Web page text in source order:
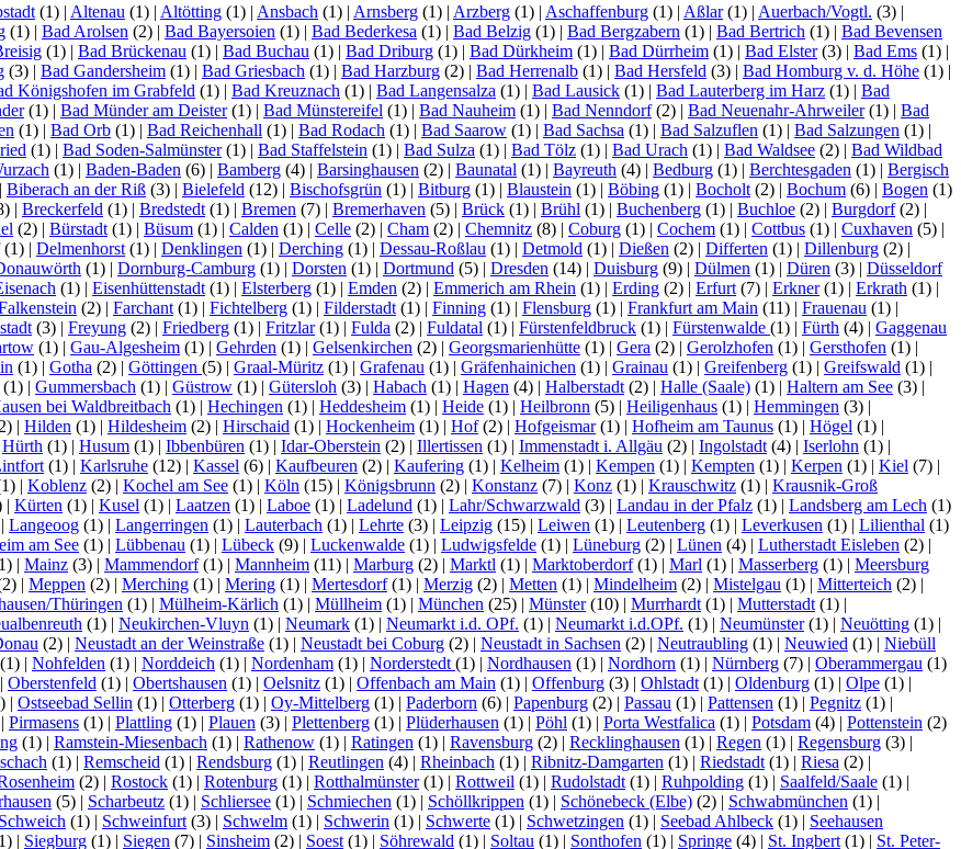
(1) | Altenau (1) | Altötting (1) | Ansbach (1) | Arnsberg (1) | Arzberg (1) | Aschaffenburg (1) | Aßlar(1) | Auerbach/Vogtl. (3) |
(1) | Bad Arolsen (2) | Bad Bayersoien (1) | Bad Bederkesa (1) | Bad Belzig (1) | Bad Bergzabern (1) | Bad Bertrich (1) | Bad Bevensen
(1) | Bad Brückenau (1) | Bad Buchau (1) | Bad Driburg (1) | Bad Dürkheim (1) | Bad Dürrheim (1) | Bad Elster(3) | Bad Ems (1) |
(3) | Bad Gandersheim (1) | Bad Griesbach (1) | Bad Harzburg (2) | Bad Herrenalb (1) | Bad Hersfeld (3) | Bad Homburg v. d. Höhe (1) |
Königshofen im Grabfeld (1) | Bad Kreuznach (1) | Bad Langensalza (1) | Bad Lausick (1) | Bad Lauterberg im Harz (1) | Bad
(1) | Bad Münder am Deister(1) | Bad Münstereifel (1) | Bad Nauheim (1) | Bad Nenndorf(2) | Bad Neuenahr-Ahrweiler(1) | Bad
(1) | Bad Orb (1) | Bad Reichenhall (1) | Bad Rodach (1) | Bad Saarow (1) | Bad Sachsa (1) | Bad Salzuflen (1) | Bad Salzungen (1) |
(1) | Bad Soden-Salmünster(1) | Bad Staffelstein (1) | Bad Sulza (1) | Bad Tölz (1) | Bad Urach (1) | Bad Waldsee (2) | Bad Wildbad
(1) | Baden-Baden (6) | Bamberg (4) | Barsinghausen (2) | Baunatal (1) | Bayreuth (4) | Bedburg (1) | Berchtesgaden (1) | Bergisch
| Biberach an der Riß (3) | Bielefeld (12) | Bischofsgrün (1) | Bitburg (1) | Blaustein (1) | Böbing (1) | Bocholt (2) | Bochum (6) | Bogen (1)
| Breckerfeld (1) | Bredstedt (1) | Bremen (7) | Bremerhaven (5) | Brück (1) | Brühl (1) | Buchenberg (1) | Buchloe (2) | Burgdorf(2) |
(2) | Bürstadt (1) | Büsum (1) | Calden (1) | Celle (2) | Cham (2) | Chemnitz (8) | Coburg (1) | Cochem (1) | Cottbus (1) | Cuxhaven (5) |
(1) | Delmenhorst (1) | Denklingen (1) | Derching (1) | Dessau-Roßlau (1) | Detmold (1) | Dießen (2) | Differten (1) | Dillenburg (2) |
(1) | Dornburg-Camburg (1) | Dorsten (1) | Dortmund (5) | Dresden (14) | Duisburg (9) | Dülmen (1) | Düren (3) | Düsseldorf
(1) | Eisenhüttenstadt (1) | Elsterberg (1) | Emden (2) | Emmerich am Rhein (1) | Erding (2) | Erfurt (7) | Erkner(1) | Erkrath (1) |
(2) | Farchant (1) | Fichtelberg (1) | Filderstadt (1) | Finning (1) | Flensburg (1) | Frankfurt am Main (11) | Frauenau (1) |
(3) | Freyung (2) | Friedberg (1) | Fritzlar(1) | Fulda (2) | Fuldatal (1) | Fürstenfeldbruck (1) | Fürstenwalde (1) | Fürth (4) | Gaggenau
(1) | Gau-Algesheim (1) | Gehrden (1) | Gelsenkirchen (2) | Georgsmarienhütte (1) | Gera (2) | Gerolzhofen (1) | Gersthofen (1) |
(1) | Gotha (2) | Göttingen (5) | Graal-Müritz (1) | Grafenau (1) | Gräfenhainichen (1) | Grainau (1) | Greifenberg (1) | Greifswald (1) |
(1) | Gummersbach (1) | Güstrow (1) | Gütersloh (3) | Habach (1) | Hagen (4) | Halberstadt (2) | Halle (Saale) (1) | Haltern am See (3) |
bei Waldbreitbach (1) | Hechingen (1) | Heddesheim (1) | Heide (1) | Heilbronn (5) | Heiligenhaus (1) | Hemmingen (3) |
| Hilden (1) | Hildesheim (2) | Hirschaid (1) | Hockenheim (1) | Hof(2) | Hofgeismar(1) | Hofheim am Taunus (1) | Högel (1) |
Hürth (1) | Husum (1) | Ibbenbüren (1) | Idar-Oberstein (2) | Illertissen (1) | Immenstadt i. Allgäu (2) | Ingolstadt (4) | Iserlohn (1) |
(1) | Karlsruhe (12) | Kassel (6) | Kaufbeuren (2) | Kaufering (1) | Kelheim (1) | Kempen (1) | Kempten (1) | Kerpen (1) | Kiel (7) |
| Koblenz (2) | Kochel am See (1) | Köln (15) | Königsbrunn (2) | Konstanz (7) | Konz (1) | Krauschwitz (1) | Krausnik-Groß
| Kürten (1) | Kusel (1) | Laatzen (1) | Laboe (1) | Ladelund (1) | Lahr/Schwarzwald (3) | Landau in der Pfalz (1) | Landsberg am Lech (1)
| Langeoog (1) | Langerringen (1) | Lauterbach (1) | Lehrte (3) | Leipzig (15) | Leiwen (1) | Leutenberg (1) | Leverkusen (1) | Lilienthal (1)
am See (1) | Lübbenau (1) | Lübeck (9) | Luckenwalde (1) | Ludwigsfelde (1) | Lüneburg (2) | Lünen (4) | Lutherstadt Eisleben (2) |
| Mainz (3) | Mammendorf(1) | Mannheim (11) | Marburg (2) | Marktl (1) | Marktoberdorf(1) | Marl (1) | Masserberg (1) | Meersburg
| Meppen (2) | Merching (1) | Mering (1) | Mertesdorf(1) | Merzig (2) | Metten (1) | Mindelheim (2) | Mistelgau (1) | Mitterteich (2) |
Thüringen (1) | Mülheim-Kärlich (1) | Müllheim (1) | München (25) | Münster(10) | Murrhardt (1) | Mutterstadt (1) |
(1) | Neukirchen-Vluyn (1) | Neumark (1) | Neumarkt i.d. OPf. (1) | Neumarkt i.d.OPf. (1) | Neumünster(1) | Neuötting (1) |
(2) | Neustadt an der Weinstraße (1) | Neustadt bei Coburg (2) | Neustadt in Sachsen (2) | Neutraubling (1) | Neuwied (1) | Niebüll
| Nohfelden (1) | Norddeich (1) | Nordenham (1) | Norderstedt (1) | Nordhausen (1) | Nordhorn (1) | Nürnberg (7) | Oberammergau (1)
| Oberstenfeld (1) | Obertshausen (1) | Oelsnitz (1) | Offenbach am Main (1) | Offenburg (3) | Ohlstadt (1) | Oldenburg (1) | Olpe (1) |
| Ostseebad Sellin (1) | Otterberg (1) | Oy-Mittelberg (1) | Paderborn (6) | Papenburg (2) | Passau (1) | Pattensen (1) | Pegnitz (1) |
| Pirmasens (1) | Plattling (1) | Plauen (3) | Plettenberg (1) | Plüderhausen (1) | Pöhl (1) | Porta Westfalica (1) | Potsdam (4) | Pottenstein (2)
(1) | Ramstein-Miesenbach (1) | Rathenow (1) | Ratingen (1) | Ravensburg (2) | Recklinghausen (1) | Regen (1) | Regensburg (3) |
(1) | Remscheid (1) | Rendsburg (1) | Reutlingen (4) | Rheinbach (1) | Ribnitz-Damgarten (1) | Riedstadt (1) | Riesa (2) |
(2) | Rostock (1) | Rotenburg (1) | Rotthalmünster(1) | Rottweil (1) | Rudolstadt (1) | Ruhpolding (1) | Saalfeld/Saale (1) |
(5) | Scharbeutz (1) | Schliersee (1) | Schmiechen (1) | Schöllkrippen (1) | Schönebeck (Elbe) (2) | Schwabmünchen (1) |
Schweich (1) | Schweinfurt (3) | Schwelm (1) | Schwerin (1) | Schwerte (1) | Schwetzingen (1) | Seebad Ahlbeck (1) | Seehausen
| Siegburg (1) | Siegen (7) | Sinsheim (2) | Soest (1) | Söhrewald (1) | Soltau (1) | Sonthofen (1) | Springe (4) | St. Ingbert (1) | St. Peter-